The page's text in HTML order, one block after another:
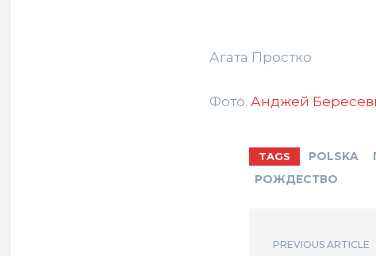
Агата Простко
Фото. Анджей
TAGS POLSKA
РОЖДЕСТВО
PREVIOUS ARTICLE